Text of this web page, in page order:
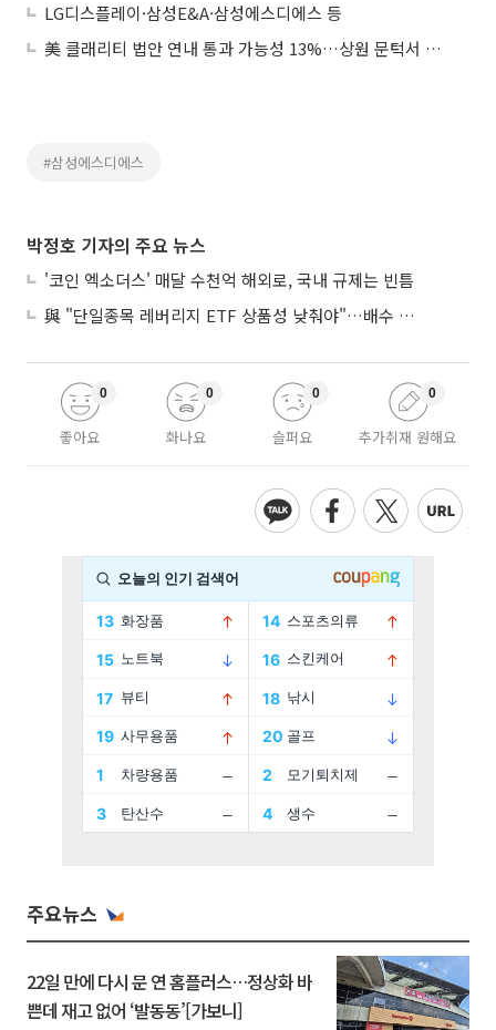
LG디스플레이·삼성E&A·삼성에스디에스 등
美 클래리티 법안 연내 통과 가능성 13%…상원 문턱서 제동
#삼성에스디에스
박정호 기자의 주요 뉴스
'코인 엑소더스' 매달 수천억 해외로, 국내 규제는 빈틈
與 "단일종목 레버리지 ETF 상품성 낮춰야"…배수 조정안도 거론
좋아요
0
화나요
0
슬퍼요
0
추가취재 원해요
0
주요뉴스
22일 만에 다시 문 연 홈플러스…정상화 바
쁜데 재고 없어 ‘발동동’[가보니]